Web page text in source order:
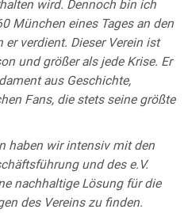
wird. Dennoch bin ich
München eines Tages an den
verdient. Dieser Verein ist
und größer als jede Krise. Er
aus Geschichte,
Fans, die stets seine größte
haben wir intensiv mit den
und des e.V.
nachhaltige Lösung für die
des Vereins zu finden.